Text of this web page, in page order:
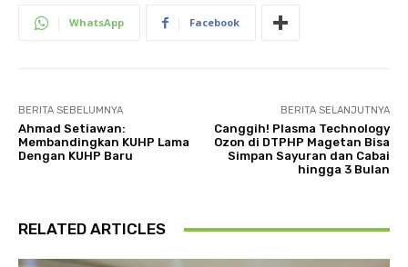
WhatsApp Facebook
BERITA SEBELUMNYA
Ahmad Setiawan:
Membandingkan KUHP Lama
Dengan KUHP Baru
BERITA SELANJUTNYA
Canggih! Plasma Technology
Ozon di DTPHP Magetan Bisa
Simpan Sayuran dan Cabai
hingga 3 Bulan
RELATED ARTICLES